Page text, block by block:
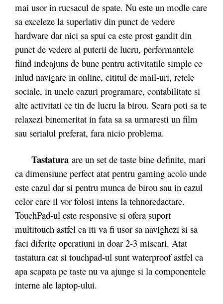
mai usor in rucsacul de spate. Nu este un modle care
sa exceleze la superlativ din punct de vedere
hardware dar nici sa spui ca este prost gandit din
punct de vedere al puterii de lucru, performantele
fiind indeajuns de bune pentru activitatile simple ce
inlud navigare in online, cititul de mail-uri, retele
sociale, in unele cazuri programare, contabilitate si
alte activitati ce tin de lucru la birou. Seara poti sa te
relaxezi binemeritat in fata sa sa urmaresti un film
sau serialul preferat, fara nicio problema.
Tastatura are un set de taste bine definite, mari
ca dimensiune perfect atat pentru gaming acolo unde
este cazul dar si pentru munca de birou sau in cazul
celor care il vor folosi intens la tehnoredactare.
TouchPad-ul este responsive si ofera suport
multitouch astfel ca iti va fi usor sa navighezi si sa
faci diferite operatiuni in doar 2-3 miscari. Atat
tastatura cat si touchpad-ul sunt waterproof astfel ca
apa scapata pe taste nu va ajunge si la componentele
interne ale laptop-ului.